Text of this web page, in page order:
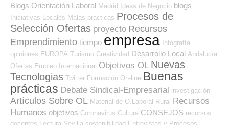
Blogs Orientación Laboral Madrid Ideas de Negocio blogs
Iniciativas Locales Malas prácticas Procesos de
Selección Ofertas proyecto Recursos
Emprendimiento tiempo empresa Infografía
opiniones EUROPA Turismo Creatividad Desarrollo Local Andalucía
Ofertas Empleo Internacional Objetivos OL Nuevas
Tecnologias Twitter Formación On-line Buenas
prácticas Debate Sindical-Empresarial investigación
Artículos Sobre OL Material de O.Laboral Rural Recursos
Humanos objetivos Coronavirus Cultura CONSEJOS recursos